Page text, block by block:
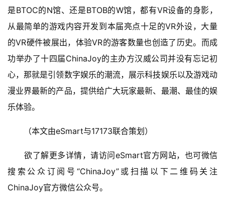
是BTOC的N馆、还是BTOB的W馆，都有VR设备的身影，
从最简单的游戏内容开发到本届亮点十足的VR外设，大量
的VR硬件被展出，体验VR的游客数量也创造了历史。而成
功举办了十四届ChinaJoy的主办方汉威公司并没有忘记初
心，那就是引领数字娱乐的潮流，展示科技娱乐以及游戏动
漫业界最新的产品，提供给广大玩家最新、最潮、最佳的娱
乐体验。
（本文由eSmart与17173联合策划）
欲了解更多详情，请访问eSmart官方网站，也可微信
搜索公众订阅号“ChinaJoy”或扫描以下二维码关注
ChinaJoy官方微信公众号。